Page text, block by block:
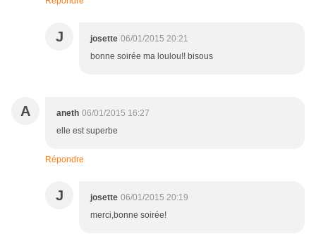
J josette 06/01/2015 20:21
bonne soirée ma loulou!! bisous
A aneth 06/01/2015 16:27
elle est superbe
Répondre
J josette 06/01/2015 20:19
merci,bonne soirée!